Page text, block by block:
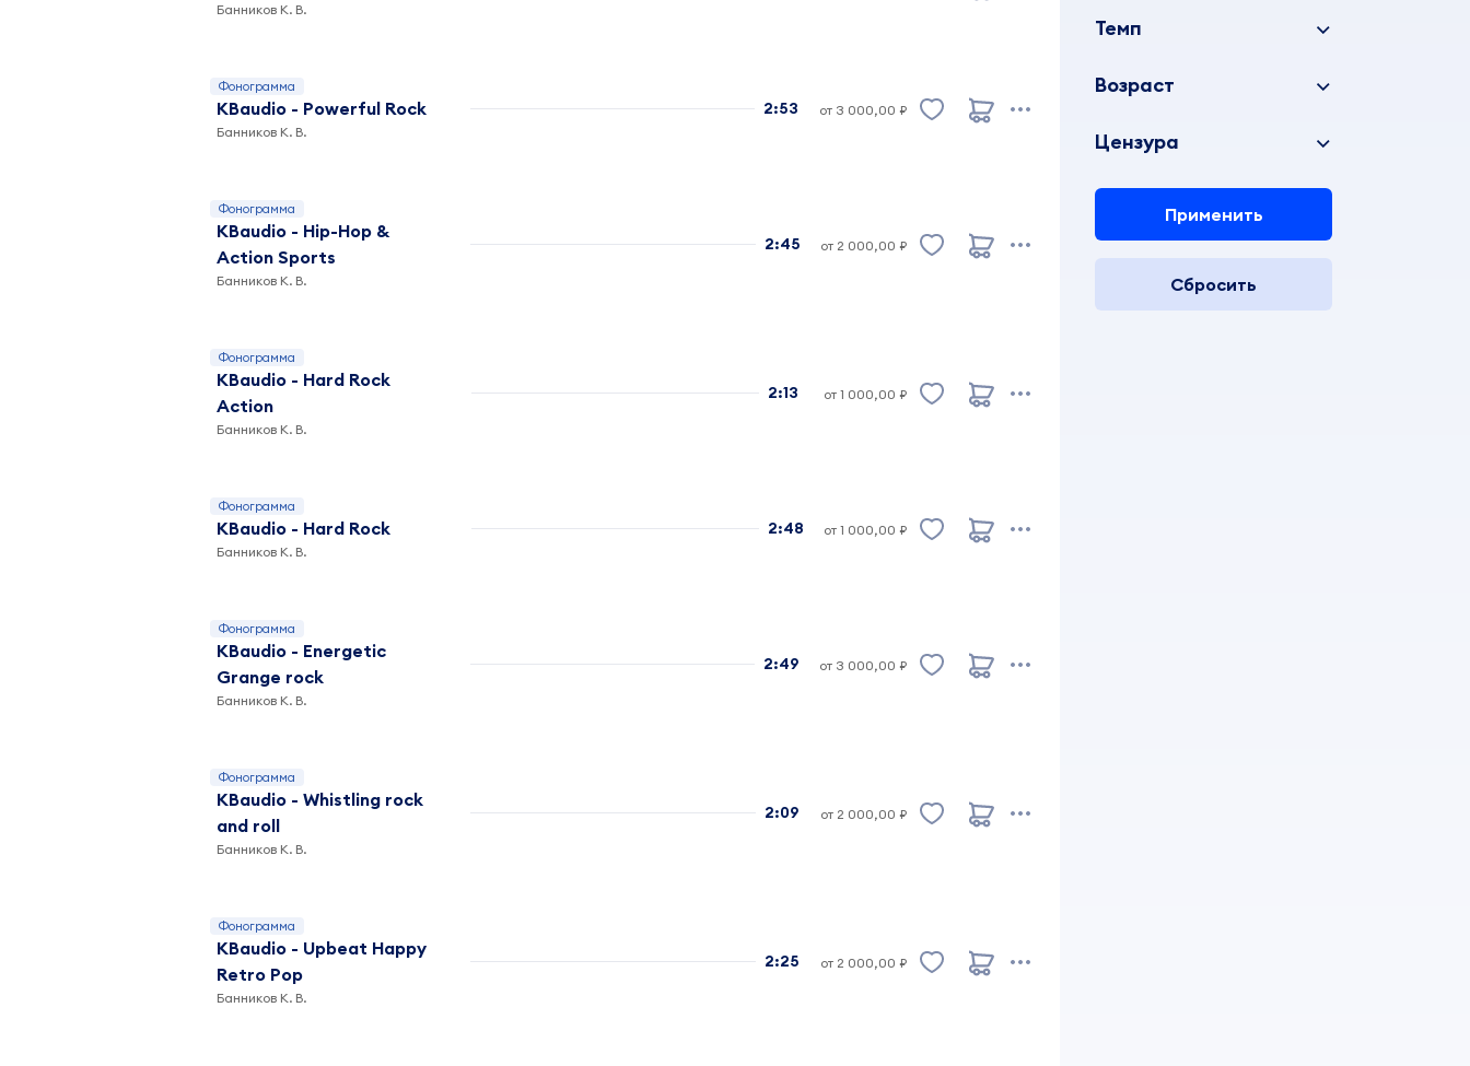
Банников К. В.
Фонограмма
KBaudio - Powerful Rock
Банников К. В.
2:53 от 3 000,00 ₽
Фонограмма
KBaudio - Hip-Hop &
Action Sports
Банников К. В.
2:45 от 2 000,00 ₽
Фонограмма
KBaudio - Hard Rock
Action
Банников К. В.
2:13 от 1 000,00 ₽
Фонограмма
KBaudio - Hard Rock
Банников К. В.
2:48 от 1 000,00 ₽
Фонограмма
KBaudio - Energetic
Grange rock
Банников К. В.
2:49 от 3 000,00 ₽
Фонограмма
KBaudio - Whistling rock
and roll
Банников К. В.
2:09 от 2 000,00 ₽
Фонограмма
KBaudio - Upbeat Happy
Retro Pop
Банников К. В.
2:25 от 2 000,00 ₽
Темп
Возраст
Цензура
Применить
Сбросить